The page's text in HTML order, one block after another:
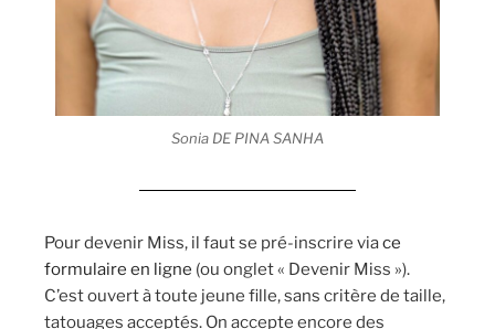
Sonia DE PINA SANHA
Pour devenir Miss, il faut se pré-inscrire viace
formulaire en ligne (ou onglet « Devenir Miss »).
C’est ouvert à toute jeune fille, sans critère de taille,
tatouages acceptés. On accepte encore des